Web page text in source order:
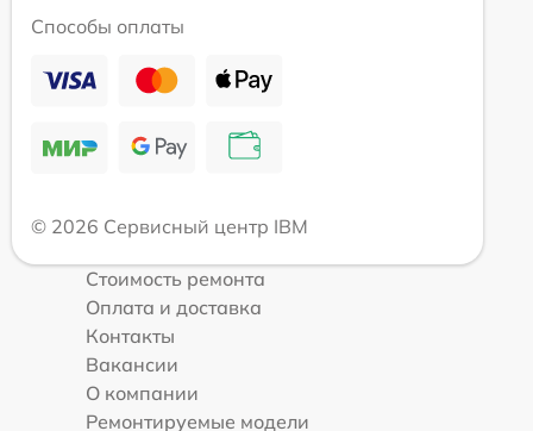
Способы оплаты
© 2026 Сервисный центр IBM
Стоимость ремонта
Оплата и доставка
Контакты
Вакансии
О компании
Ремонтируемые модели